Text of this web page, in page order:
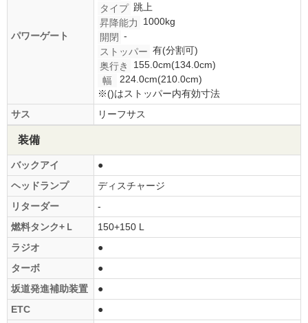
パワーゲート
タイプ 跳上
昇降能力
1000kg
開閉 -
ストッパー 有(分割可)
奥行き
155.0cm(134.0cm)
幅
224.0cm(210.0cm)
※()はストッパー内有効寸法
サス
リーフサス
装備
バックアイ
●
ヘッドランプ
ディスチャージ
リターダー
-
燃料タンク+Ｌ
150+150 L
ラジオ
●
ターボ
●
坂道発進補助装置
●
ETC
●